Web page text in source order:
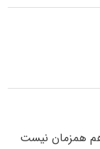
هم همزمان نیست